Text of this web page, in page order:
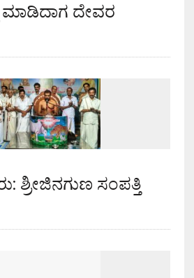
ಮಾಡಿದಾಗ ದೇವರ
ಶ್ರೀಜಿನಗುಣ ಸಂಪತ್ತಿ